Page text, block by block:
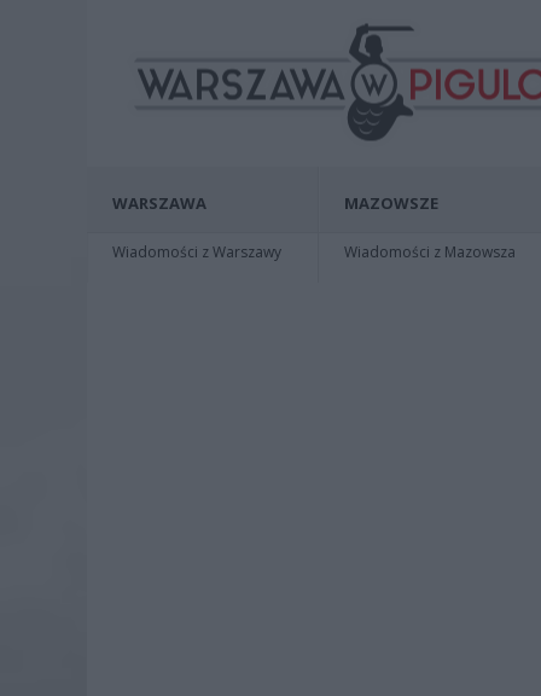
WARSZAWA
Wiadomości z Warszawy
MAZOWSZE
Wiadomości z Mazowsza